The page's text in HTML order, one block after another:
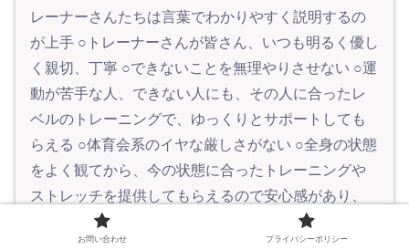
レーナーさんたちは言葉でわかりやすく説明するの
が上手 ○トレーナーさんが皆さん、いつも明るく優し
く親切、丁寧 ○できないことを無理やりさせない ○運
動が苦手な人、できない人にも、その人に合ったレ
ベルのトレーニングで、ゆっくりとサポートしても
らえる ○体育会系のイヤな厳しさがない ○全身の状態
をよく観てから、今の状態に合ったトレーニングや
ストレッチを提供してもらえるので安心感があり、
上達も早まり、体が改善するスピードが速い
お問い合わせ プライバシーポリシー